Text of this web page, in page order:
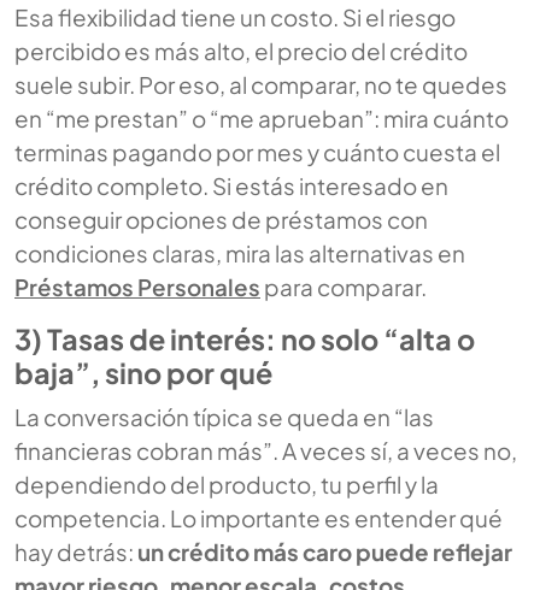
Esa flexibilidad tiene un costo. Si el riesgo
percibido es más alto, el precio del crédito
suele subir. Por eso, al comparar, no te quedes
en “me prestan” o “me aprueban”: mira cuánto
terminas pagando por mes y cuánto cuesta el
crédito completo. Si estás interesado en
conseguir opciones de préstamos con
condiciones claras, mira las alternativas en
Préstamos Personales para comparar.
3) Tasas de interés: no solo “alta o
baja”, sino por qué
La conversación típica se queda en “las
financieras cobran más”. A veces sí, a veces no,
dependiendo del producto, tu perfil y la
competencia. Lo importante es entender qué
hay detrás: un crédito más caro puede reflejar